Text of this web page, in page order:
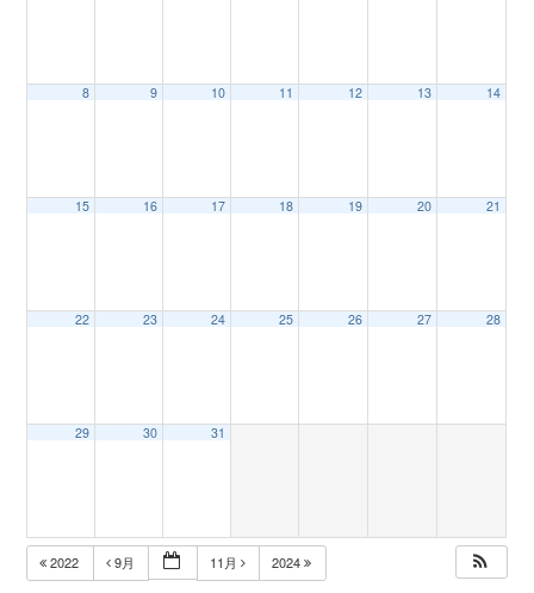
8 9 10 11 12 13 14
15 16 17 18 19 20 21
22 23 24 25 26 27 28
29 30 31
2022 9月 11月 2024